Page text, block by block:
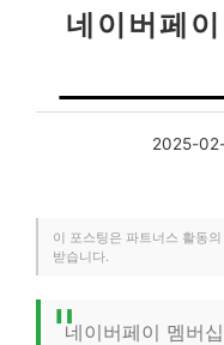
네이버페
2025-
이 포스팅은 파트너스 활동
받습니다.
네이버페이 멤버